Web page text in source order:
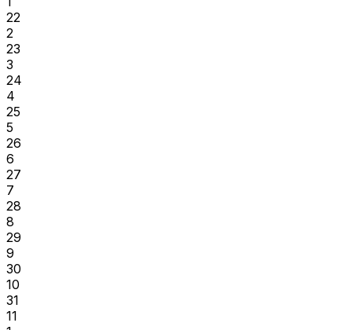
22
2
23
3
24
4
25
5
26
6
27
7
28
8
29
9
30
10
31
11